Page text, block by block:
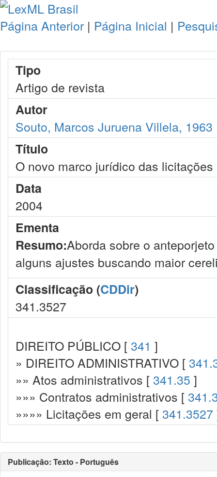
Página Anterior | Página Inicial |
Tipo
Artigo de revista
Autor
Souto, Marcos Juruena Villela, 1963
Título
O novo marco jurídico das licitações
Data
2004
Ementa
Resumo:Aborda sobre o
alguns ajustes buscando maior
Classificação (CDDir)
341.3527
DIREITO PÚBLICO [ 341 ]
» DIREITO ADMINISTRATIVO [
»» Atos administrativos [ 341.35 ]
»»» Contratos administrativos [
»»»» Licitações em geral [ 341.3527
Publicação: Texto - Português